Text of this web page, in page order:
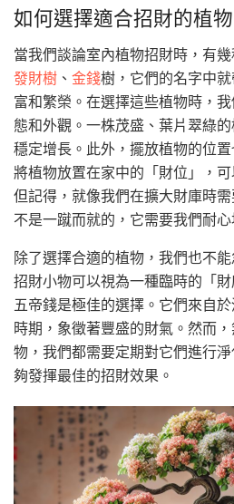
如何選擇適合招財的植物
當我們談論室內植物招財時，有
發財樹 、 金錢樹，它們的名字中
富和繁榮。在選擇這些植物時，
態和外觀。一株茂盛、葉片翠綠
穩定增長。此外，擺放植物的位
將植物放置在家中的「財位」，
但記得，就像我們在擴大財庫時
不是一蹴而就的，它需要我們耐心
除了選擇合適的植物，我們也不
招財小物可以視為一種臨時的「
五帝錢是極佳的選擇。它們來自
時期，象徵著豐盛的財氣。然而
物，我們都需要定期對它們進行
夠發揮最佳的招財效果。